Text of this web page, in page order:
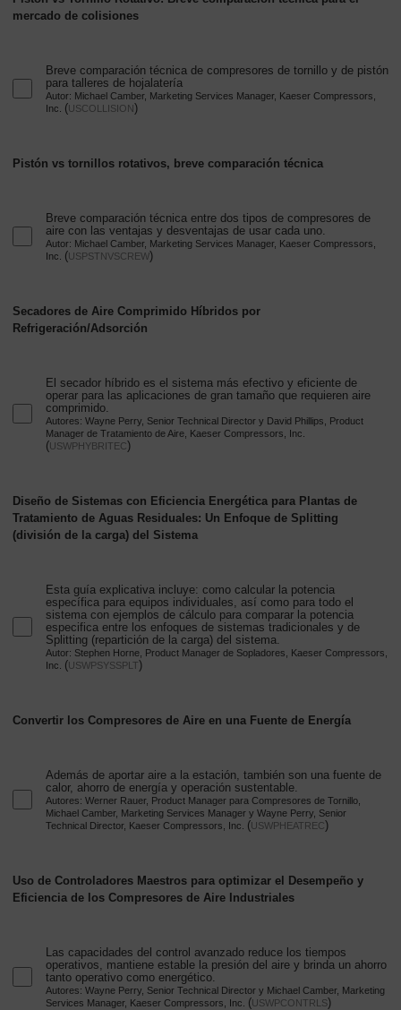
mercado de colisiones
Breve comparación técnica de compresores de tornillo y de pistón
para talleres de hojalatería
Autor: Michael Camber, Marketing Services Manager, Kaeser Compressors,
Inc. (USCOLLISION)
Pistón vs tornillos rotativos, breve comparación técnica
Breve comparación técnica entre dos tipos de compresores de
aire con las ventajas y desventajas de usar cada uno.
Autor: Michael Camber, Marketing Services Manager, Kaeser Compressors,
Inc. (USPSTNVSCREW)
Secadores de Aire Comprimido Híbridos por
Refrigeración/Adsorción
El secador híbrido es el sistema más efectivo y eficiente de
operar para las aplicaciones de gran tamaño que requieren aire
comprimido.
Autores: Wayne Perry, Senior Technical Director y David Phillips, Product
Manager de Tratamiento de Aire, Kaeser Compressors, Inc.
(USWPHYBRITEC)
Diseño de Sistemas con Eficiencia Energética para Plantas de
Tratamiento de Aguas Residuales: Un Enfoque de Splitting
(división de la carga) del Sistema
Esta guía explicativa incluye: como calcular la potencia
específica para equipos individuales, así como para todo el
sistema con ejemplos de cálculo para comparar la potencia
especifica entre los enfoques de sistemas tradicionales y de
Splitting (repartición de la carga) del sistema.
Autor: Stephen Horne, Product Manager de Sopladores, Kaeser Compressors,
Inc. (USWPSYSSPLT)
Convertir los Compresores de Aire en una Fuente de Energía
Además de aportar aire a la estación, también son una fuente de
calor, ahorro de energía y operación sustentable.
Autores: Werner Rauer, Product Manager para Compresores de Tornillo,
Michael Camber, Marketing Services Manager y Wayne Perry, Senior
Technical Director, Kaeser Compressors, Inc. (USWPHEATREC)
Uso de Controladores Maestros para optimizar el Desempeño y
Eficiencia de los Compresores de Aire Industriales
Las capacidades del control avanzado reduce los tiempos
operativos, mantiene estable la presión del aire y brinda un ahorro
tanto operativo como energético.
Autores: Wayne Perry, Senior Technical Director y Michael Camber, Marketing
Services Manager, Kaeser Compressors, Inc. (USWPCONTRLS)